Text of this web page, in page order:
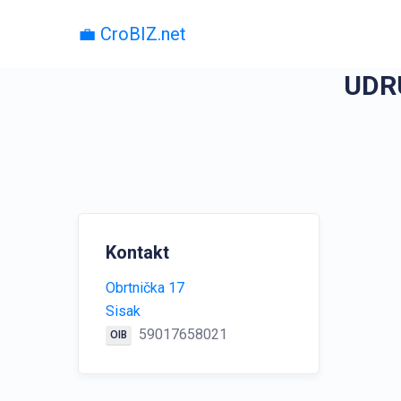
💼 CroBIZ.net
Kontakt
Obrtnička 17
Sisak
OIB 59017658021